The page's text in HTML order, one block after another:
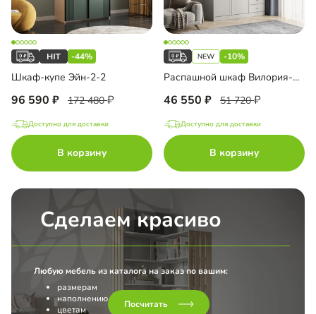
-44%
Шкаф-купе Эйн-2-2
96 590 172 480
Доступно для доставки
В корзину
-10%
Распашной шкаф Вилория-2.3
46 550 51 720
Доступно для доставки
В корзину
Сделаем красиво
Любую мебель из каталога на заказ по вашим:
размерам
наполнению
цветам
Посчитать